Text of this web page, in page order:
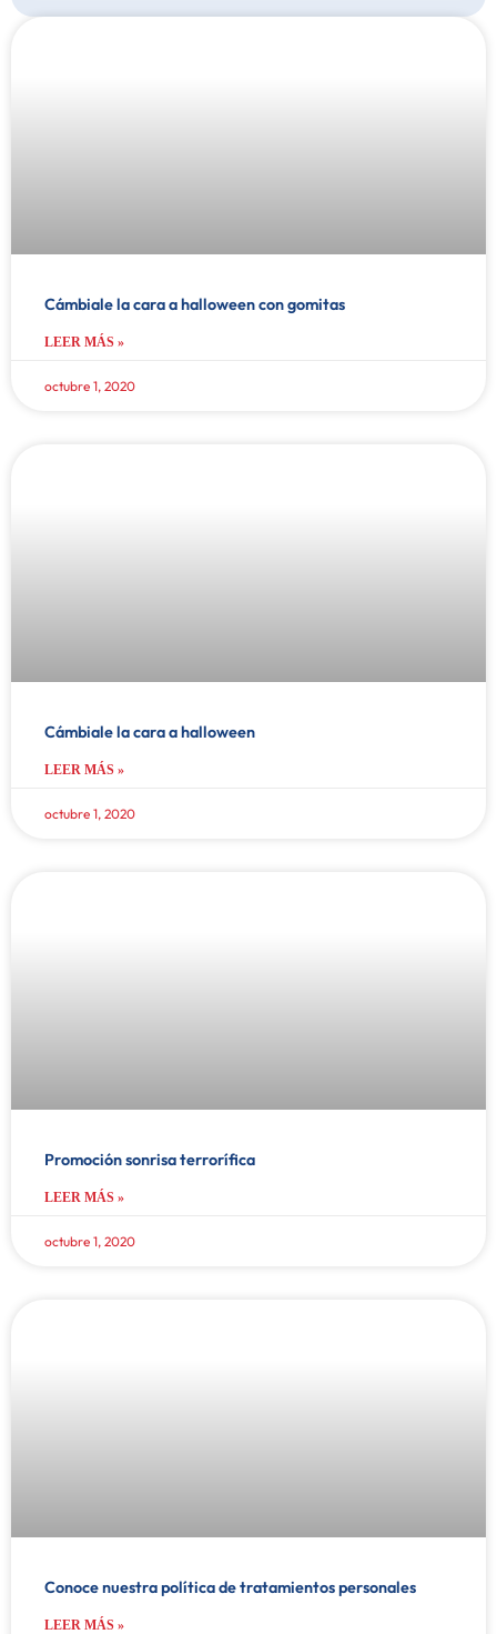
Cámbiale la cara a halloween con gomitas
LEER MÁS »
octubre 1, 2020
Cámbiale la cara a halloween
LEER MÁS »
octubre 1, 2020
Promoción sonrisa terrorífica
LEER MÁS »
octubre 1, 2020
Conoce nuestra política de tratamientos personales
LEER MÁS »